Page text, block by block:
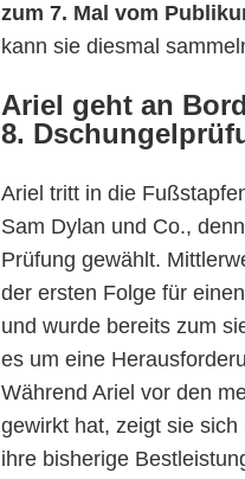
zum 7. Mal vom
kann sie diesmal
Ariel geht an
8.
Ariel tritt in die
Sam Dylan und Co.,
Prüfung gewählt.
der ersten Folge für
und wurde bereits zum
es um eine
Während Ariel vor den
gewirkt hat, zeigt sie
ihre bisherige